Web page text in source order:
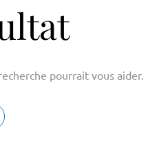
pourrait vous aider.